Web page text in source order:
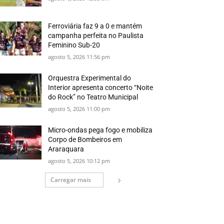
Ferroviária faz 9 a 0 e mantém
campanha perfeita no Paulista
Feminino Sub-20
agosto 5, 2026 11:56 pm
Orquestra Experimental do
Interior apresenta concerto “Noite
do Rock” no Teatro Municipal
agosto 5, 2026 11:00 pm
Micro-ondas pega fogo e mobiliza
Corpo de Bombeiros em
Araraquara
agosto 5, 2026 10:12 pm
Carregar mais